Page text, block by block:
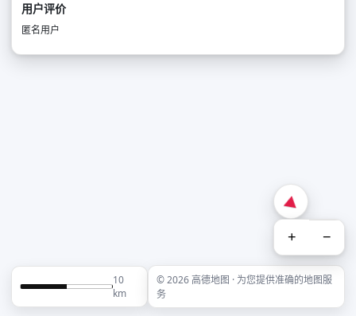
用户评价
匿名用户
+ −
10
km
© 2026 高德地图 · 为您提供准确的地图服
务